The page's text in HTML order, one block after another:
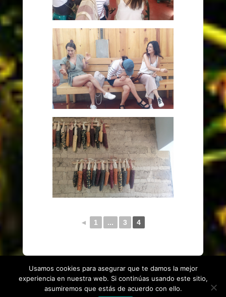
◄ 1 ... 3 4
Aviso Legal | Política de Privacidad
Usamos cookies para asegurar que te damos la mejor
experiencia en nuestra web. Si continúas usando este sitio,
asumiremos que estás de acuerdo con ello.